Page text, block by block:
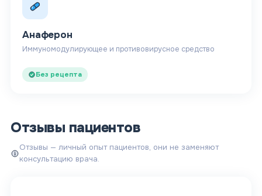
Анаферон
Иммуномодулирующее и противовирусное средство
Без рецепта
Отзывы пациентов
Отзывы — личный опыт пациентов, они не заменяют
консультацию врача.